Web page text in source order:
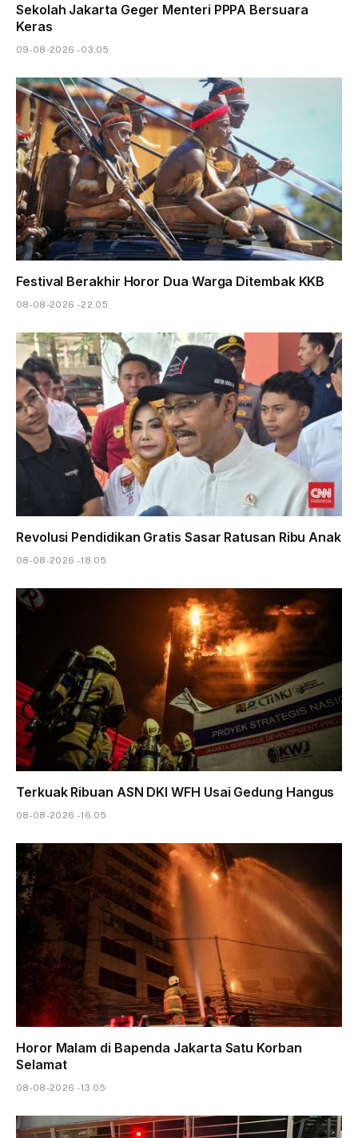
Sekolah Jakarta Geger Menteri PPPA Bersuara
Keras
09-08-2026 - 03.05
Festival Berakhir Horor Dua Warga Ditembak KKB
08-08-2026 - 22.05
Revolusi Pendidikan Gratis Sasar Ratusan Ribu Anak
08-08-2026 - 18.05
Terkuak Ribuan ASN DKI WFH Usai Gedung Hangus
08-08-2026 - 16.05
Horor Malam di Bapenda Jakarta Satu Korban
Selamat
08-08-2026 - 13.05